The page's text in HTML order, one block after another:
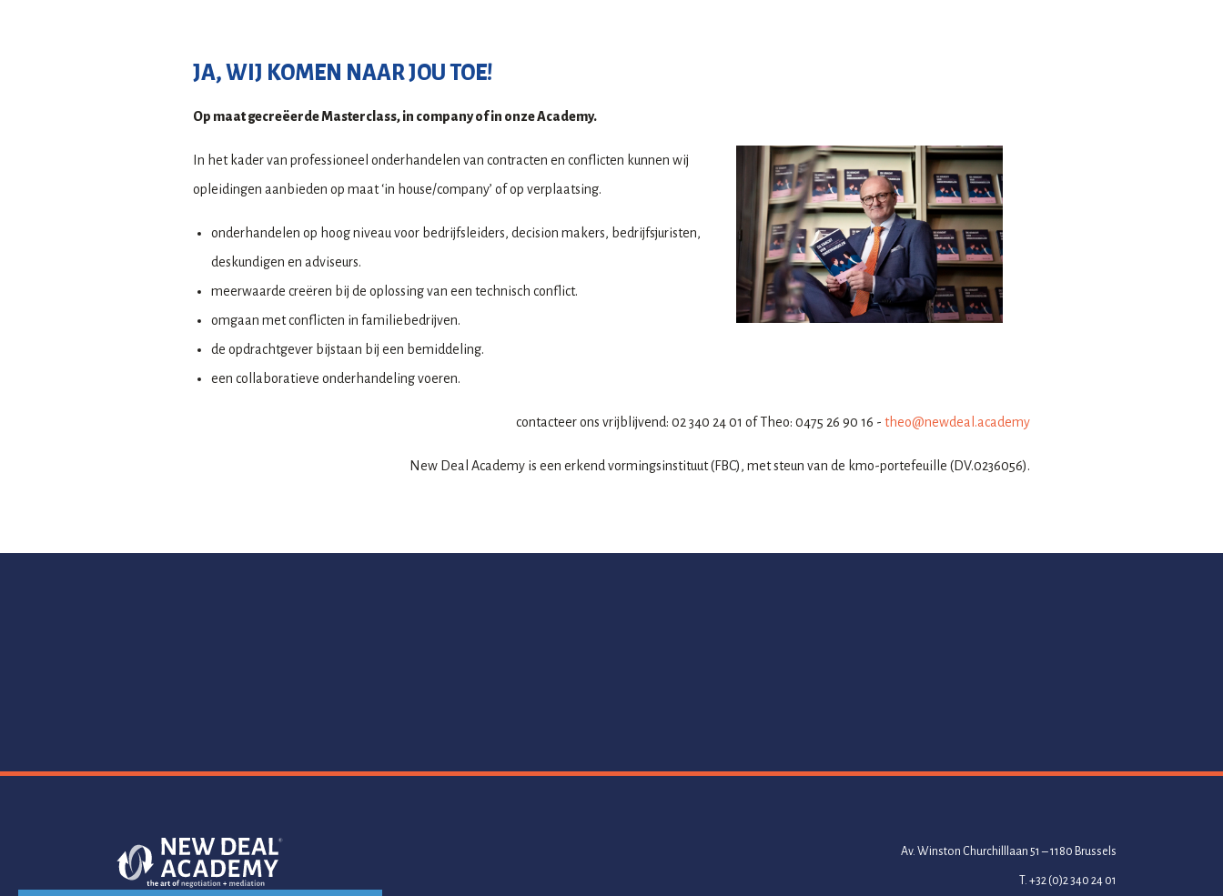
JA, WIJ KOMEN NAAR JOU TOE!
Op maat gecreëerde Masterclass, in company of in onze Academy.
In het kader van professioneel onderhandelen van contracten en conflicten kunnen wij
opleidingen aanbieden op maat ‘in house/company’ of op verplaatsing.
onderhandelen op hoog niveau voor bedrijfsleiders, decision makers, bedrijfsjuristen,
deskundigen en adviseurs.
meerwaarde creëren bij de oplossing van een technisch conflict.
omgaan met conflicten in familiebedrijven.
de opdrachtgever bijstaan bij een bemiddeling.
een collaboratieve onderhandeling voeren.
contacteer ons vrijblijvend: 02 340 24 01 of Theo: 0475 26 90 16 - theo@newdeal.academy
New Deal Academy is een erkend vormingsinstituut (FBC), met steun van de kmo-portefeuille (DV.0236056).
Av. Winston Churchilllaan 51 – 1180 Brussels
T. +32 (0)2 340 24 01